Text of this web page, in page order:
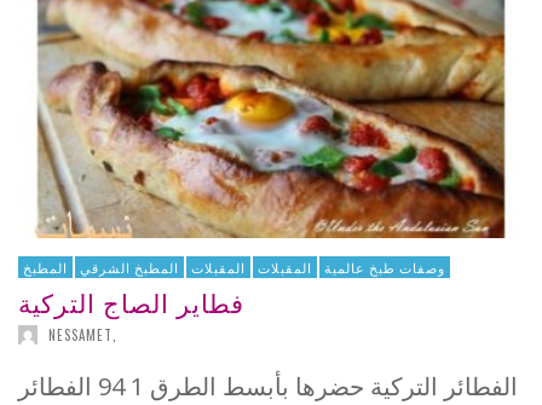
المطبخ المطبخ الشرقي المقبلات المقبلات وصفات طبخ عالمية
فطاير الصاج التركية
NESSAMET
الفطائر التركية حضرها بأبسط الطرق 1 94 الفطائر